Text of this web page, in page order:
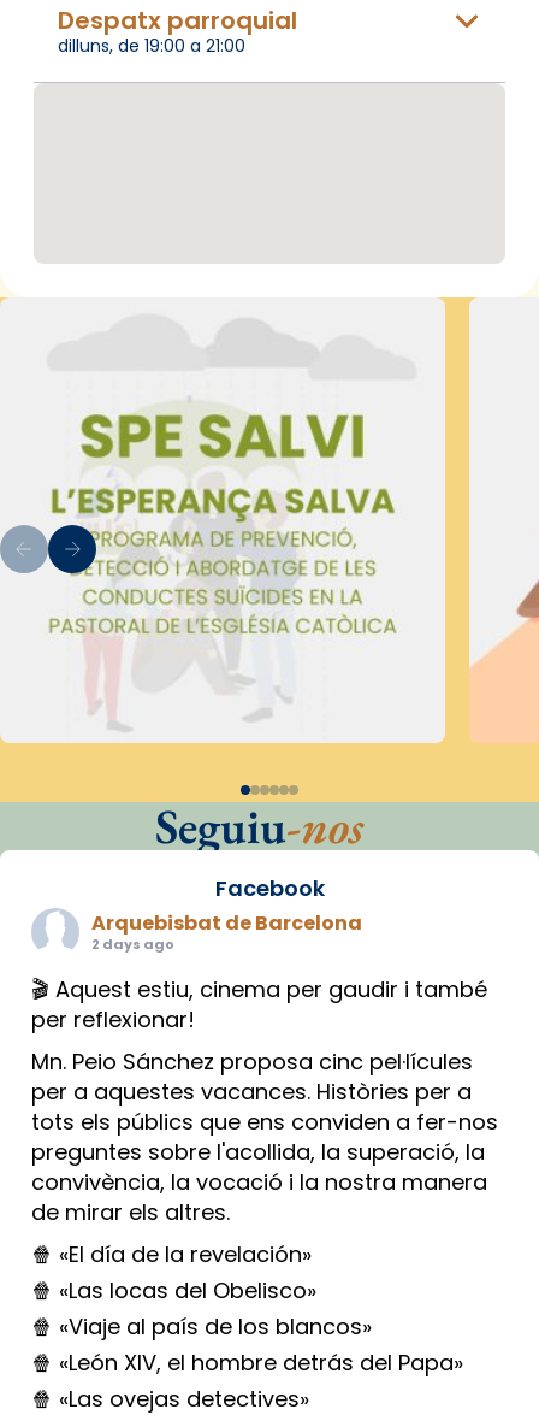
Despatx parroquial
dilluns, de 19:00 a 21:00
Seguiu-nos
Facebook
Arquebisbat de Barcelona
2 days ago
🎬 Aquest estiu, cinema per gaudir i també
per reflexionar!
Mn. Peio Sánchez proposa cinc pel·lícules
per a aquestes vacances. Històries per a
tots els públics que ens conviden a fer-nos
preguntes sobre l'acollida, la superació, la
convivència, la vocació i la nostra manera
de mirar els altres.
🍿 «El día de la revelación»
🍿 «Las locas del Obelisco»
🍿 «Viaje al país de los blancos»
🍿 «León XIV, el hombre detrás del Papa»
🍿 «Las ovejas detectives»